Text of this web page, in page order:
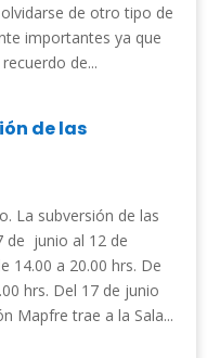
de otro tipo de
importantes ya que
de...
de las
La subversión de las
de junio al 12 de
14.00 a 20.00 hrs. De
hrs. Del 17 de junio
Mapfre trae a la Sala...